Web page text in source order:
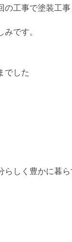
の工事で塗装工
みです。
でした
らしく豊かに暮